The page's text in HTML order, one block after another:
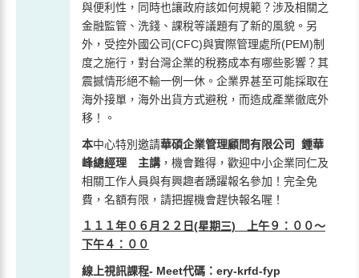
與便利性，同時也讓政府該如何規範？涉及相關之
金融監管、洗錢、課稅等議題有了新的風貌。另
外，受控外國公司(CFC)與實際管理處所(PEM)制
度之施行，對台灣企業的稅務成本有哪些影響？其
震撼情形絕不輸一例一休。企業界甚至可能採取在
海外接單，海外出貨方式避稅，而造成產業徹底外
移！。
本中心特別邀請華碩企業管理顧問有限公司 鍾華
峰總經理 主講 ，機會難得，歡迎中小企業同仁及
相關工作人員與有興趣者踴躍報名參加！完全免
費，名額有限，請把握機會趕快報名喔！
１１１年０６月２２日(星期三) 上午９：００～
下午４：００
線上視訊課程- Meet代碼：ery-krfd-fyp